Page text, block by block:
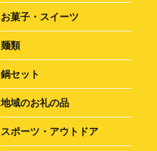
お菓子・スイーツ
麺類
鍋セット
地域のお礼の品
スポーツ・アウトドア